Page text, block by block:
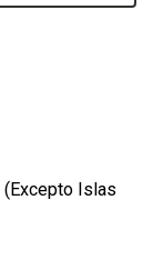
(Excepto Islas